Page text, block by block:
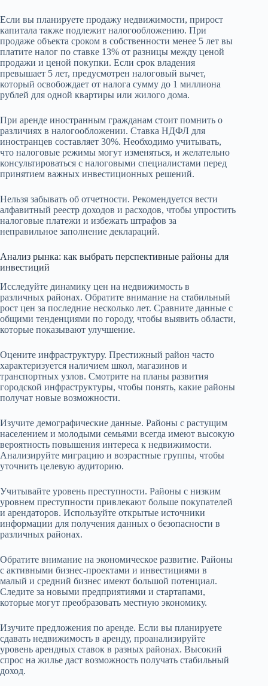
Если вы планируете продажу недвижимости, прирост
капитала также подлежит налогообложению. При
продаже объекта сроком в собственности менее 5 лет вы
платите налог по ставке 13% от разницы между ценой
продажи и ценой покупки. Если срок владения
превышает 5 лет, предусмотрен налоговый вычет,
который освобождает от налога сумму до 1 миллиона
рублей для одной квартиры или жилого дома.
При аренде иностранным гражданам стоит помнить о
различиях в налогообложении. Ставка НДФЛ для
иностранцев составляет 30%. Необходимо учитывать,
что налоговые режимы могут изменяться, и желательно
консультироваться с налоговыми специалистами перед
принятием важных инвестиционных решений.
Нельзя забывать об отчетности. Рекомендуется вести
алфавитный реестр доходов и расходов, чтобы упростить
налоговые платежи и избежать штрафов за
неправильное заполнение деклараций.
Анализ рынка: как выбрать перспективные районы для
инвестиций
Исследуйте динамику цен на недвижимость в
различных районах. Обратите внимание на стабильный
рост цен за последние несколько лет. Сравните данные с
общими тенденциями по городу, чтобы выявить области,
которые показывают улучшение.
Оцените инфраструктуру. Престижный район часто
характеризуется наличием школ, магазинов и
транспортных узлов. Смотрите на планы развития
городской инфраструктуры, чтобы понять, какие районы
получат новые возможности.
Изучите демографические данные. Районы с растущим
населением и молодыми семьями всегда имеют высокую
вероятность повышения интереса к недвижимости.
Анализируйте миграцию и возрастные группы, чтобы
уточнить целевую аудиторию.
Учитывайте уровень преступности. Районы с низким
уровнем преступности привлекают больше покупателей
и арендаторов. Используйте открытые источники
информации для получения данных о безопасности в
различных районах.
Обратите внимание на экономическое развитие. Районы
с активными бизнес-проектами и инвестициями в
малый и средний бизнес имеют большой потенциал.
Следите за новыми предприятиями и стартапами,
которые могут преобразовать местную экономику.
Изучите предложения по аренде. Если вы планируете
сдавать недвижимость в аренду, проанализируйте
уровень арендных ставок в разных районах. Высокий
спрос на жилье даст возможность получать стабильный
доход.